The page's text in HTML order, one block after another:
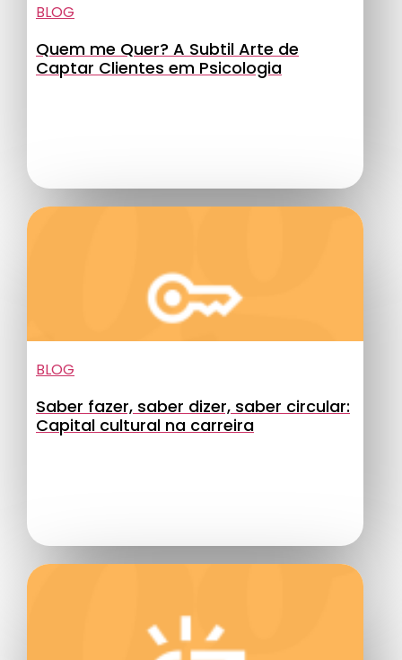
BLOG
Quem me Quer? A Subtil Arte de
Captar Clientes em Psicologia
BLOG
Saber fazer, saber dizer, saber circular:
Capital cultural na carreira